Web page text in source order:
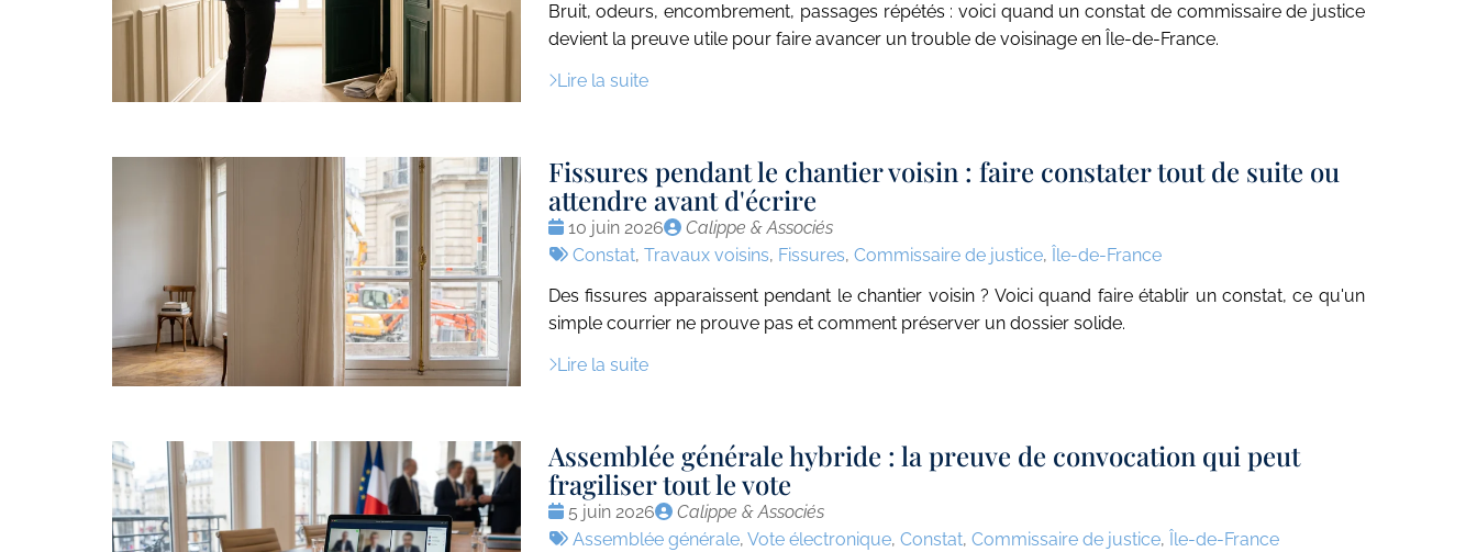
Bruit, odeurs, encombrement, passages répétés : voici quand un constat de commissaire de justice
devient la preuve utile pour faire avancer un trouble de voisinage en Île-de-France.
Lire la suite
Fissures pendant le chantier voisin : faire constater tout de suite ou
attendre avant d'écrire
Date
:
10 juin 2026
Publié
par
Calippe & Associés
Tags
Constat, Travaux voisins, Fissures, Commissaire de justice, Île-de-France
Des fissures apparaissent pendant le chantier voisin ? Voici quand faire établir un constat, ce qu'un
simple courrier ne prouve pas et comment préserver un dossier solide.
Lire la suite
Assemblée générale hybride : la preuve de convocation qui peut
fragiliser tout le vote
Date
:
5 juin 2026
Publié
par
Calippe & Associés
Tags
Assemblée générale, Vote électronique, Constat, Commissaire de justice, Île-de-France